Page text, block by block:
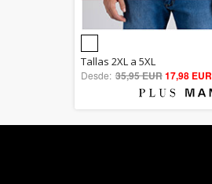
5.00
out of 5
Tallas 2XL a 5XL
Desde: 35,95 EUR17,98 EUR